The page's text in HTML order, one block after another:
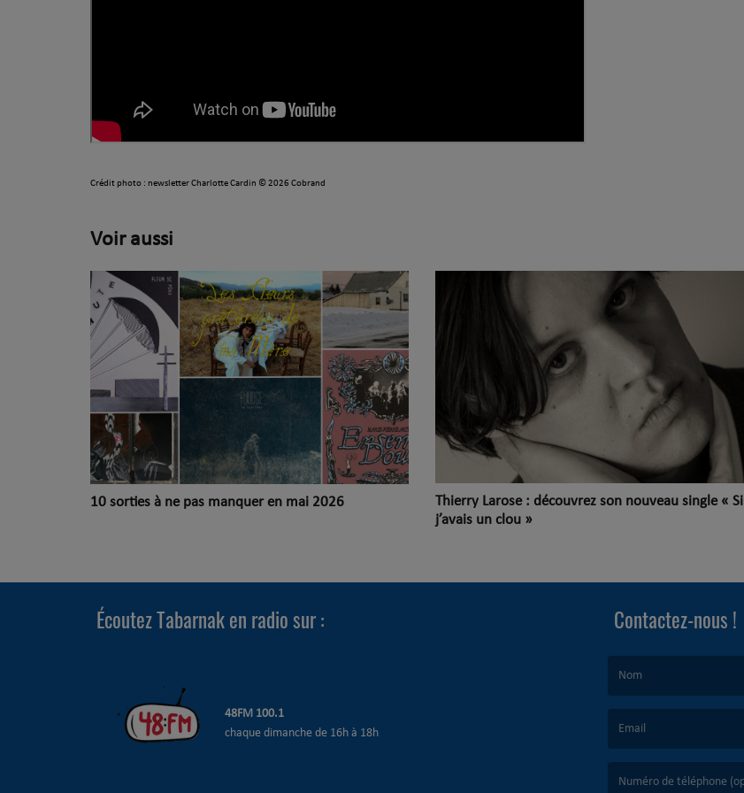
Crédit photo : newsletter Charlotte Cardin © 2026 Cobrand
Voir aussi
10 sorties à ne pas manquer en mai 2026
Thierry Larose : découvrez son nouveau single « Si
j’avais un clou »
Écoutez Tabarnak en radio sur :
48FM 100.1
chaque dimanche de 16h à 18h
Contactez-nous !